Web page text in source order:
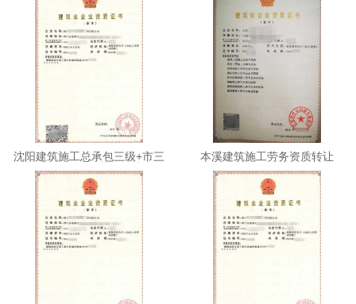
沈阳建筑施工总承包三级+市三
本溪建筑施工劳务资质转让